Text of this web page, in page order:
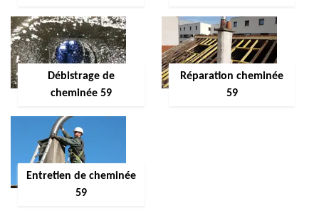
Débistrage de
cheminée 59
Réparation cheminée
59
Entretien de cheminée
59